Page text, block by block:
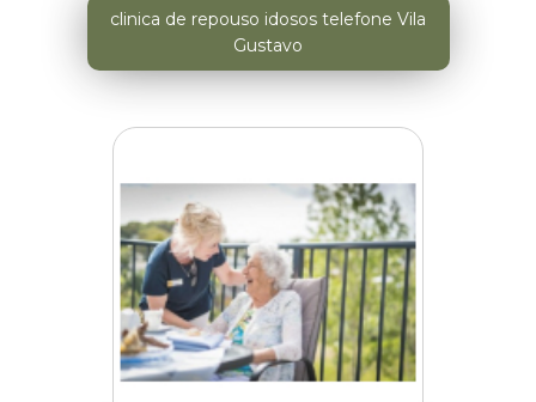
clinica de repouso idosos telefone Vila
Gustavo